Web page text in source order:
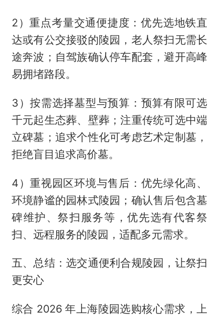
2）重点考量交通便捷度：优先选地铁直
达或有公交接驳的陵园，老人祭扫无需长
途奔波；自驾族确认停车配套，避开高峰
易拥堵路段。
3）按需选择墓型与预算：预算有限可选
千元起生态葬、壁葬；注重传统可选中端
立碑墓；追求个性化可考虑艺术定制墓，
拒绝盲目追求高价墓。
4）重视园区环境与售后：优先绿化高、
环境静谧的园林式陵园；确认售后包含墓
碑维护、祭扫服务等，优先选有代客祭
扫、远程服务的陵园，适配多元需求。
五、总结：选交通便利合规陵园，让祭扫
更安心
综合 2026 年上海陵园选购核心需求，上